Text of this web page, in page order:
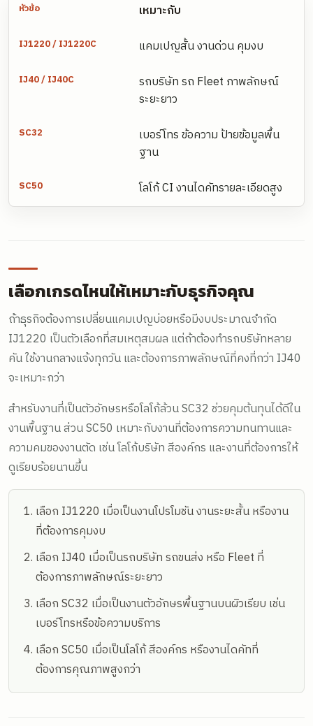
เหมาะกับ
แคมเปญสั้น งานด่วน คุมงบ
รถบริษัท รถ Fleet ภาพลักษณ์
ระยะยาว
เบอร์โทร ข้อความ ป้ายข้อมูลพื้น
ฐาน
โลโก้ CI งานไดคัทรายละเอียดสูง
เลือกเกรดไหนให้เหมาะกับธุรกิจคุณ
ถ้าธุรกิจต้องการเปลี่ยนแคมเปญบ่อยหรือมีงบประมาณจำกัด
IJ1220 เป็นตัวเลือกที่สมเหตุสมผล แต่ถ้าต้องทำรถบริษัทหลาย
คัน ใช้งานกลางแจ้งทุกวัน และต้องการภาพลักษณ์ที่คงที่กว่า IJ40
จะเหมาะกว่า
สำหรับงานที่เป็นตัวอักษรหรือโลโก้ล้วน SC32 ช่วยคุมต้นทุนได้ดีใน
งานพื้นฐาน ส่วน SC50 เหมาะกับงานที่ต้องการความทนทานและ
ความคมของงานตัด เช่น โลโก้บริษัท สีองค์กร และงานที่ต้องการให้
ดูเรียบร้อยนานขึ้น
เลือก IJ1220 เมื่อเป็นงานโปรโมชัน งานระยะสั้น หรืองาน
ที่ต้องการคุมงบ
เลือก IJ40 เมื่อเป็นรถบริษัท รถขนส่ง หรือ Fleet ที่
ต้องการภาพลักษณ์ระยะยาว
เลือก SC32 เมื่อเป็นงานตัวอักษรพื้นฐานบนผิวเรียบ เช่น
เบอร์โทรหรือข้อความบริการ
เลือก SC50 เมื่อเป็นโลโก้ สีองค์กร หรืองานไดคัทที่
ต้องการคุณภาพสูงกว่า